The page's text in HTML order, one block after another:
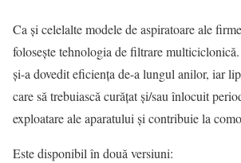
Ca şi celelalte modele de aspiratoare ale
foloseşte tehnologia de filtrare
şi-a dovedit eficienţa de-a lungul anilor, iar
care să trebuiască curăţat şi/sau înlocuit
exploatare ale aparatului şi contribuie la
Este disponibil în două versiuni: